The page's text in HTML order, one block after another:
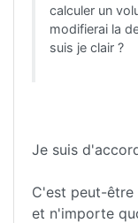
calculer un
modifierai la
suis je clair ?
Je suis
C'est peut-
et n'importe